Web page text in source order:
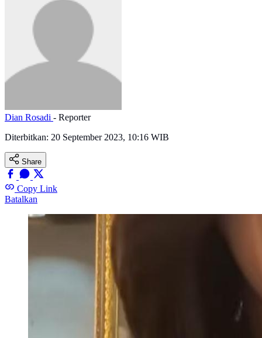
Dian Rosadi - Reporter
Diterbitkan: 20 September 2023, 10:16 WIB
Share
Copy Link
Batalkan